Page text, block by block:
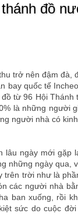
đồ
trở nên đậm đà,
bay quốc tế
từ 96 Hội Thánh
là những người
người nhà có
lâu ngày mới gặp
những ngày qua,
trời như là
các người nhà
ban xuống, rồi
sức do cuộc